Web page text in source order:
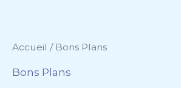
Accueil / Bons Plans
Bons Plans